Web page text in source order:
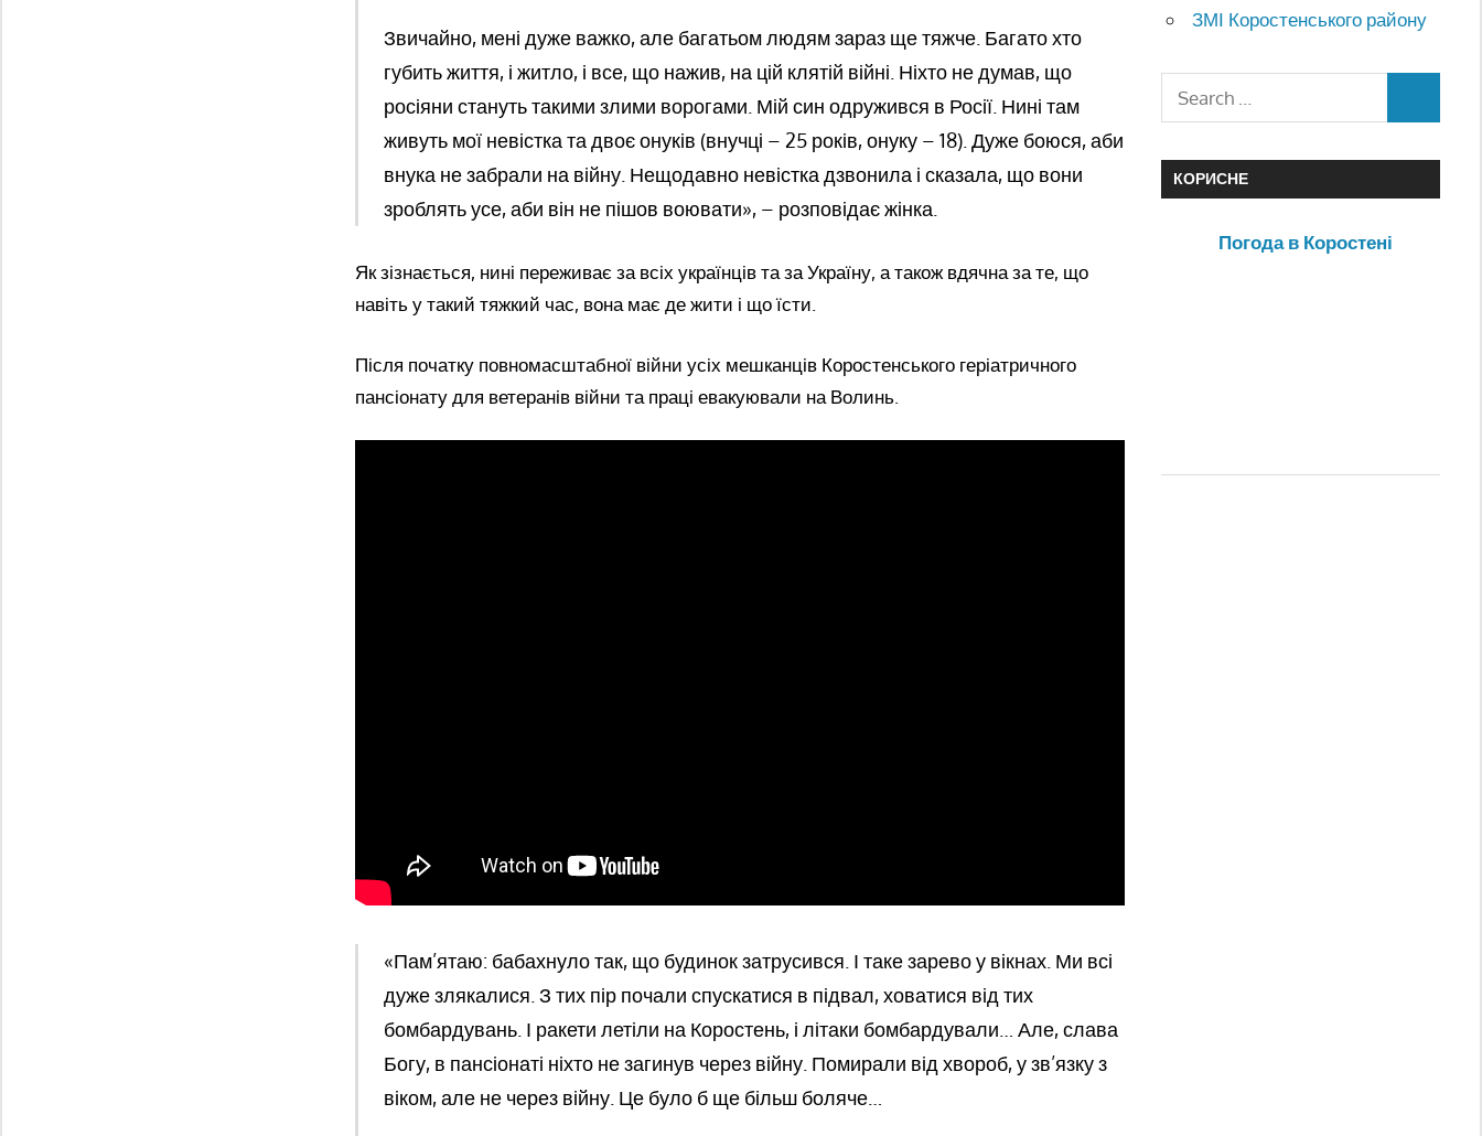
Звичайно, мені дуже важко, але багатьом людям зараз ще тяжче. Багато хто
губить життя, і житло, і все, що нажив, на цій клятій війні. Ніхто не думав, що
росіяни стануть такими злими ворогами. Мій син одружився в Росії. Нині там
живуть мої невістка та двоє онуків (внучці – 25 років, онуку – 18). Дуже боюся, аби
внука не забрали на війну. Нещодавно невістка дзвонила і сказала, що вони
зроблять усе, аби він не пішов воювати», – розповідає жінка.
Як зізнається, нині переживає за всіх українців та за Україну, а також вдячна за те, що
навіть у такий тяжкий час, вона має де жити і що їсти.
Після початку повномасштабної війни усіх мешканців Коростенського геріатричного
пансіонату для ветеранів війни та праці евакуювали на Волинь.
«Пам’ятаю: бабахнуло так, що будинок затрусився. І таке зарево у вікнах. Ми всі
дуже злякалися. З тих пір почали спускатися в підвал, ховатися від тих
бомбардувань. І ракети летіли на Коростень, і літаки бомбардували… Але, слава
Богу, в пансіонаті ніхто не загинув через війну. Помирали від хвороб, у зв’язку з
віком, але не через війну. Це було б ще більш боляче…
ЗМІ Коростенського району
КОРИСНЕ
Погода в Коростені